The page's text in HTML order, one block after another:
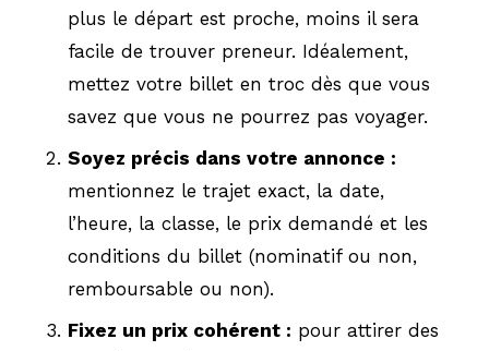
plus le départ est proche, moins il sera
facile de trouver preneur. Idéalement,
mettez votre billet en troc dès que vous
savez que vous ne pourrez pas voyager.
Soyez précis dans votre annonce :
mentionnez le trajet exact, la date,
l’heure, la classe, le prix demandé et les
conditions du billet (nominatif ou non,
remboursable ou non).
Fixez un prix cohérent : pour attirer des